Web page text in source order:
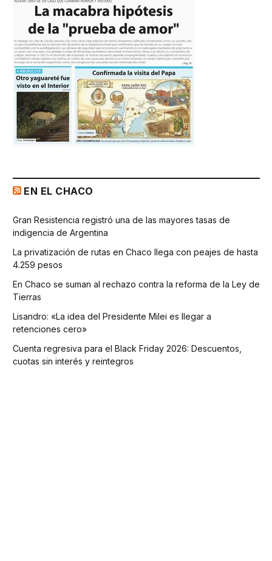
EN EL CHACO
Gran Resistencia registró una de las mayores tasas de
indigencia de Argentina
La privatización de rutas en Chaco llega con peajes de hasta
4.259 pesos
En Chaco se suman al rechazo contra la reforma de la Ley de
Tierras
Lisandro: «La idea del Presidente Milei es llegar a
retenciones cero»
Cuenta regresiva para el Black Friday 2026: Descuentos,
cuotas sin interés y reintegros